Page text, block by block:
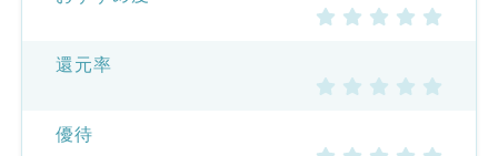
還元率
優待